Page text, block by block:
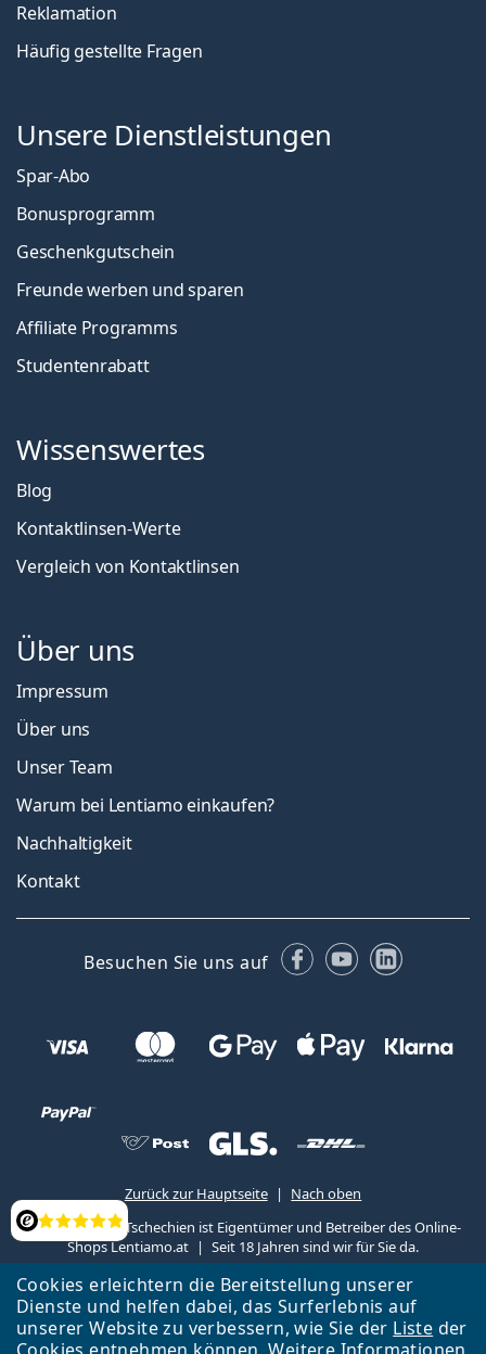
Cookies erleichtern die Bereitstellung unserer
Dienste und helfen dabei, das Surferlebnis auf
unserer Website zu verbessern, wie Sie der Liste der
Bewertung
Reklamation
Häufig gestellte Fragen
Unsere Dienstleistungen
Spar-Abo
Bonusprogramm
Geschenkgutschein
Freunde werben und sparen
Affiliate Programms
Studentenrabatt
Wissenswertes
Blog
Kontaktlinsen-Werte
Vergleich von Kontaktlinsen
Über uns
Impressum
Über uns
Unser Team
Warum bei Lentiamo einkaufen?
Nachhaltigkeit
Kontakt
Besuchen Sie uns auf Facebook
YouTubeLinkedIn
Zurück zur Hauptseite
Nach oben
Lentiamo s.r.o., Tschechien ist Eigentümer und Betreiber des Online-
Shops Lentiamo.at
Seit 18 Jahren sind wir für Sie da.